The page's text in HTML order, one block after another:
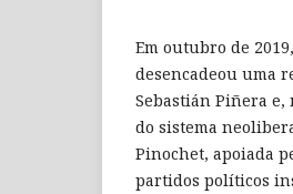
Em outubro de
desencadeou uma
Sebastián Piñera
do sistema
Pinochet, apoiada
partidos políticos